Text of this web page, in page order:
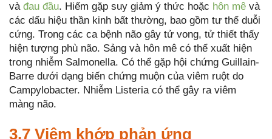
và đau đầu. Hiếm gặp suy giảm ý thức hoặc hôn mê và
các dấu hiệu thần kinh bất thường, bao gồm tư thế duỗi
cứng. Trong các ca bệnh não gây tử vong, tử thiết thấy
hiện tượng phù não. Sảng và hôn mê có thể xuất hiện
trong nhiễm Salmonella. Có thể gặp hội chứng Guillain-
Barre dưới dạng biến chứng muộn của viêm ruột do
Campylobacter. Nhiễm Listeria có thể gây ra viêm
màng não.
3.7 Viêm khớp phản ứng